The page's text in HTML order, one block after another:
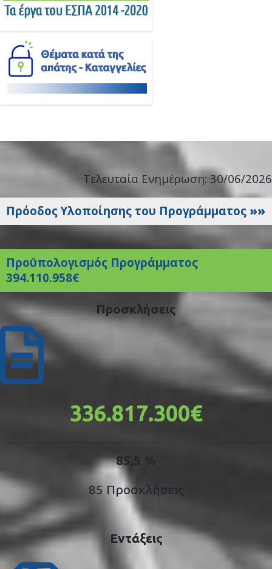
Τελευταία Ενημέρωση: 30/06/2026
Πρόοδος Υλοποίησης του Προγράμματος »»
Προϋπολογισμός Προγράμματος
394.110.958€
Προσκλήσεις
336.817.300€
85,5 %
85 Προσκλήσεις
Εντάξεις